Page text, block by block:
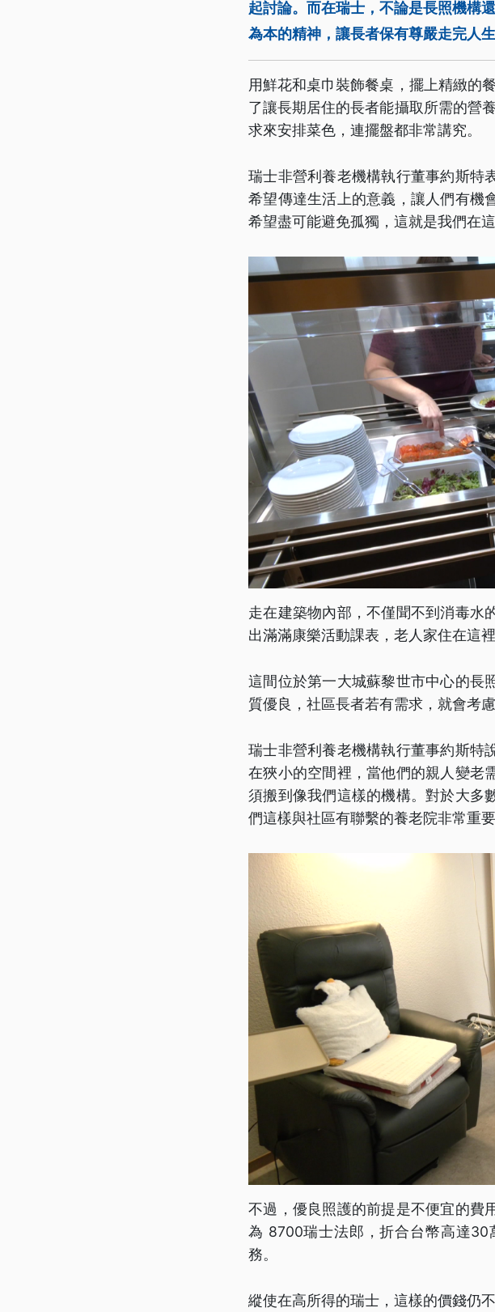
起討論。而在瑞士，不論是長照機構
為本的精神，讓長者保有尊嚴走完人生
用鮮花和桌巾裝飾餐桌，擺上精緻的
了讓長期居住的長者能攝取所需的營
求來安排菜色，連擺盤都非常講究。
瑞士非營利養老機構執行董事約斯特
希望傳達生活上的意義，讓人們有機
希望盡可能避免孤獨，這就是我們在
走在建築物內部，不僅聞不到消毒水
出滿滿康樂活動課表，老人家住在這
這間位於第一大城蘇黎世市中心的長
質優良，社區長者若有需求，就會考
瑞士非營利養老機構執行董事約斯特
在狹小的空間裡，當他們的親人變老
須搬到像我們這樣的機構。對於大多
們這樣與社區有聯繫的養老院非常重要
不過，優良照護的前提是不便宜的費
為 8700瑞士法郎，折合台幣高達30
務。
縱使在高所得的瑞士，這樣的價錢仍